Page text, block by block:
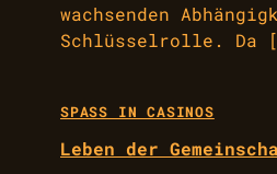
wachsenden
Schlüsselrolle. Da
SPASS IN CASINOS
Leben der